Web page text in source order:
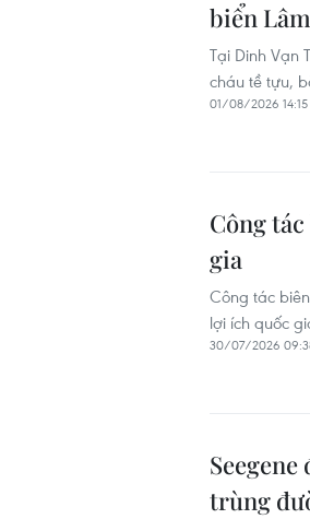
biển
Tại Dinh Vạn
cháu tề tựu,
01/08/2026 14:15
Công
gia
Công tác
lợi ích quốc
30/07/2026
trùng